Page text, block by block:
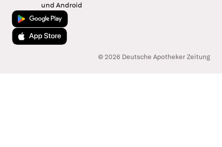
und Android
Jetzt bei Google Play
Laden im App Store
© 2026 Deutsche Apotheker Zeitung